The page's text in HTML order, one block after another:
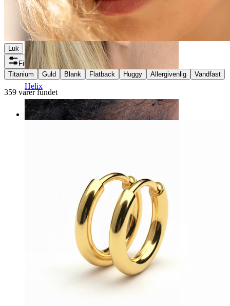
Helix
Luk
Filtre
Titanium
Guld Blank Flatback Huggy Allergivenlig Vandfast
359 varer fundet